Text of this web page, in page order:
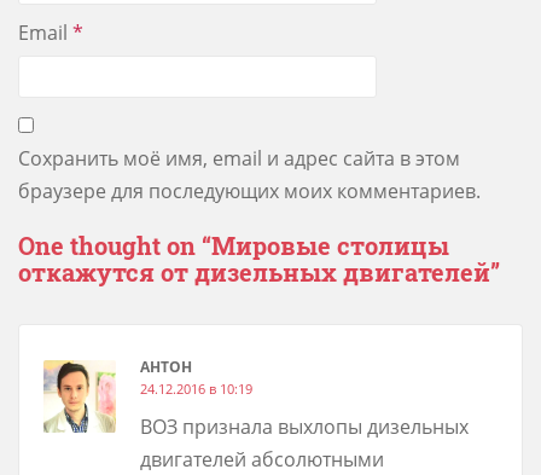
Email *
Сохранить моё имя, email и адрес сайта в этом
браузере для последующих моих комментариев.
One thought on “Мировые столицы
откажутся от дизельных двигателей”
АНТОН
24.12.2016 в 10:19
ВОЗ признала выхлопы дизельных
двигателей абсолютными